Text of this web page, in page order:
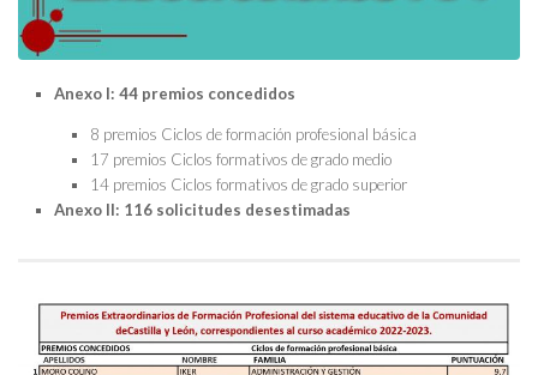
Anexo I: 44 premios concedidos
8 premios Ciclos de formación profesional básica
17 premios Ciclos formativos de grado medio
14 premios Ciclos formativos de grado superior
Anexo II: 116 solicitudes desestimadas